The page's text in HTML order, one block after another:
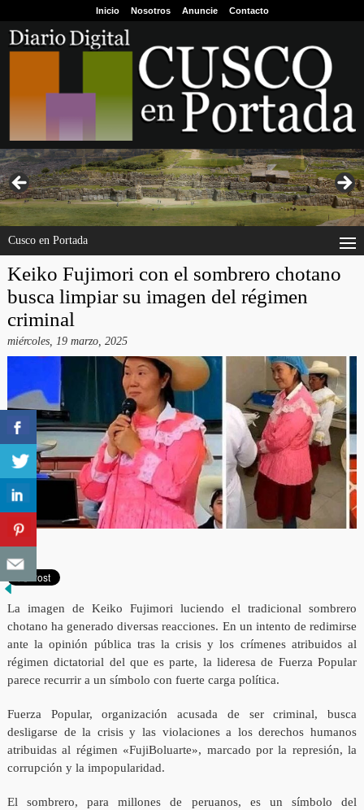
Inicio Nosotros Anuncie Contacto
Cusco en Portada
Keiko Fujimori con el sombrero chotano
busca limpiar su imagen del régimen
criminal
miércoles, 19 marzo, 2025
La imagen de Keiko Fujimori luciendo el tradicional sombrero
chotano ha generado diversas reacciones. En un intento de redimirse
ante la opinión pública tras la crisis y los crímenes atribuidos al
régimen dictatorial del que es parte, la lideresa de Fuerza Popular
parece recurrir a un símbolo con fuerte carga política.
Fuerza Popular, organización acusada de ser criminal, busca
desligarse de la crisis y las violaciones a los derechos humanos
atribuidas al régimen «FujiBoluarte», marcado por la represión, la
corrupción y la impopularidad.
El sombrero, para millones de peruanos, es un símbolo del